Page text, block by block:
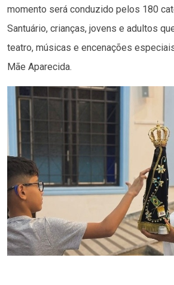
momento será conduzido pelos 180
Santuário, crianças, jovens e adultos
teatro, músicas e encenações
Mãe Aparecida.